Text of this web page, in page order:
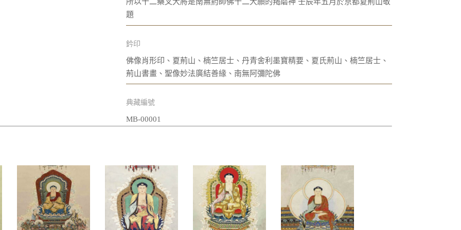
題
鈐印
佛像肖形印、夏荊山、楠竺居士、丹青舍利墨寶精要、夏氏荊山、楠竺居士、
荊山書畫、聖像妙法廣結善緣、南無阿彌陀佛
典藏編號
MB-00001